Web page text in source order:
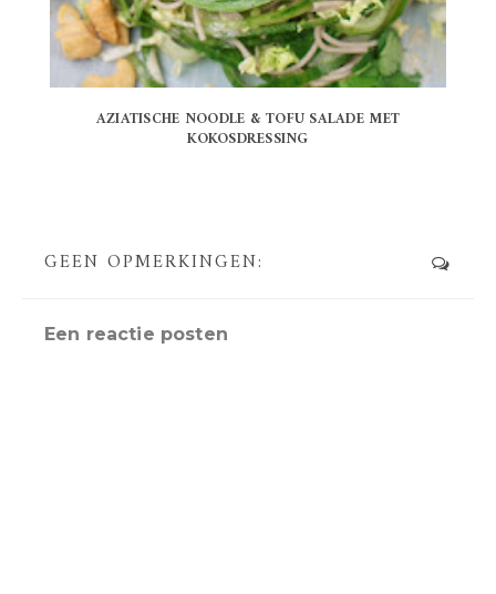
AZIATISCHE NOODLE & TOFU SALADE MET
KOKOSDRESSING
GEEN OPMERKINGEN:
Een reactie posten